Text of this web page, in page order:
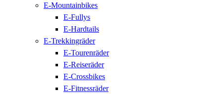
E-Mountainbikes
E-Fullys
E-Hardtails
E-Trekkingräder
E-Tourenräder
E-Reiseräder
E-Crossbikes
E-Fitnessräder